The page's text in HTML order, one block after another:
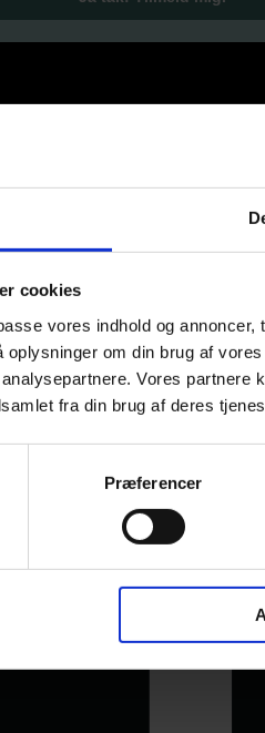
cookies
vores indhold og
om din brug af
Vores
fra din brug af deres
Præferencer